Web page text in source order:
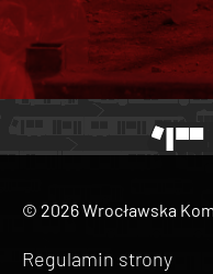
© 2026 Wrocławska
Regulamin strony